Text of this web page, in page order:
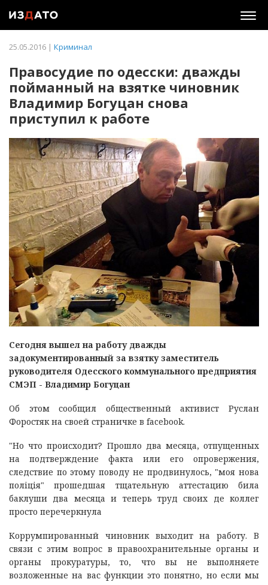
25.05.2016 | Криминал
Правосудие по одесски: дважды
пойманный на взятке чиновник
Владимир Богуцан снова
приступил к работе
Сегодня вышел на работу дважды
задокументированный за взятку заместитель
руководителя Одесского коммунального предприятия
СМЭП - Владимир Богуцан
Об этом сообщил общественный активист Руслан
Форостяк на своей страничке в facebook.
"Но что происходит? Прошло два месяца, отпущенных
на подтверждение факта или его опровержения,
следствие по этому поводу не продвинулось, "моя нова
поліція" прошедшая тщательную аттестацию била
баклуши два месяца и теперь труд своих де коллег
просто перечеркнула
Коррумпированный чиновник выходит на работу. В
связи с этим вопрос в правоохранительные органы и
органы прокуратуры, то, что вы не выполняете
возложенные на вас функции это понятно, но если мы